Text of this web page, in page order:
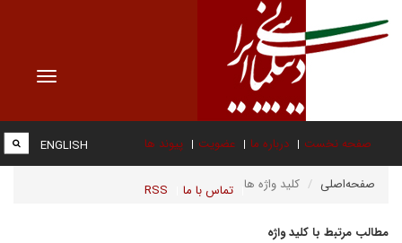
Toggle
صفحه نخست درباره ما عضویت پیوند ها
تماس با ما RSS
ENGLISH
صفحه‌اصلی کلید واژه ها
مطالب مرتبط با کلید واژه